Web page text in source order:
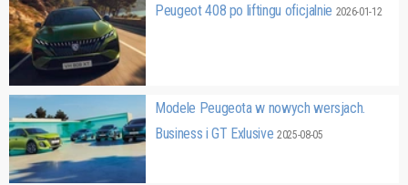
Peugeot 408 po liftingu oficjalnie 2026-01-12
Modele Peugeota w nowych wersjach.
Business i GT Exlusive 2025-08-05